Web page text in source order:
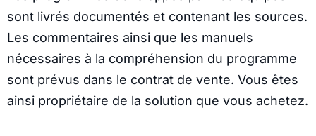
sont livrés documentés et contenant les sources.
Les commentaires ainsi que les manuels
nécessaires à la compréhension du programme
sont prévus dans le contrat de vente. Vous êtes
ainsi propriétaire de la solution que vous achetez.